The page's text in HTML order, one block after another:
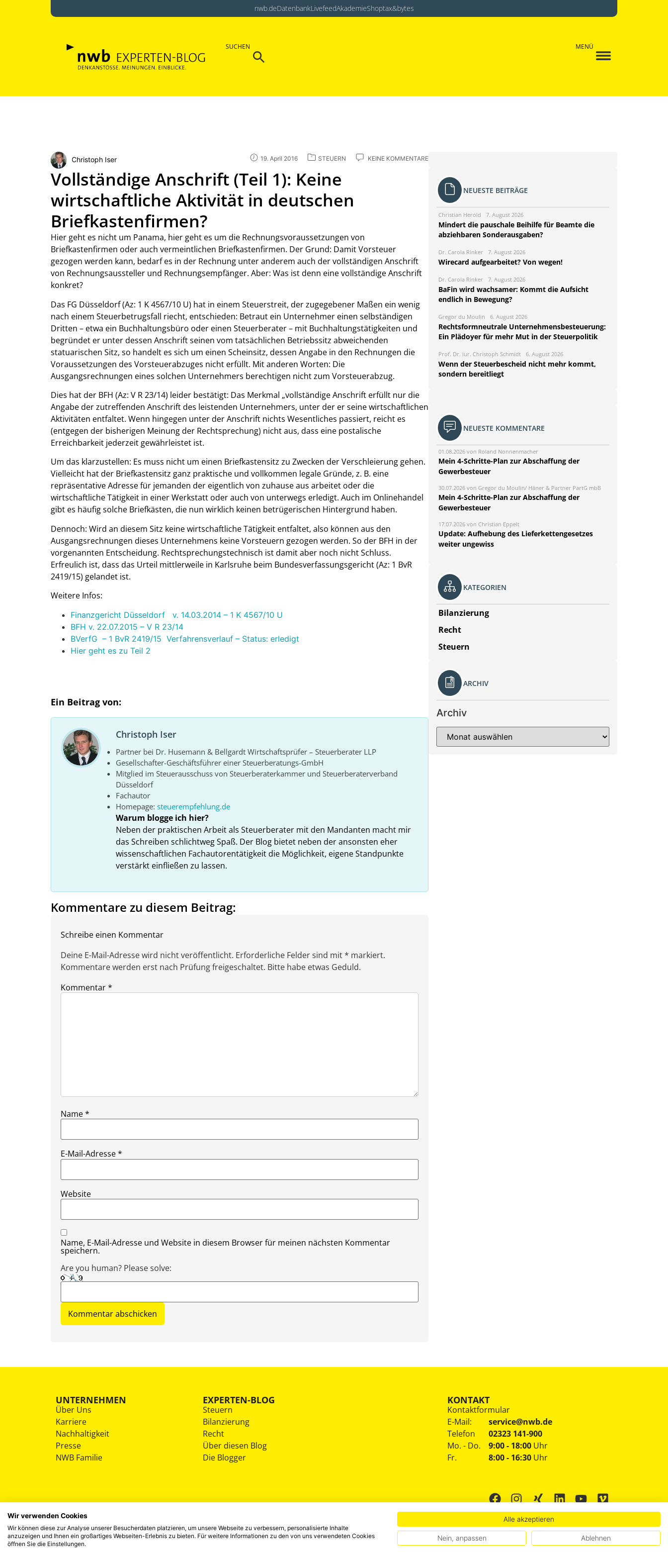
nwb.deDatenbankLivefeedAkademieShoptax&bytes
SUCHEN
Search
MENÜ
Christoph Iser 19. April 2016 STEUERN KEINE KOMMENTARE
Vollständige Anschrift (Teil 1): Keine
wirtschaftliche Aktivität in deutschen
Briefkastenfirmen?
Hier geht es nicht um Panama, hier geht es um die Rechnungsvoraussetzungen von
Briefkastenfirmen oder auch vermeintlichen Briefkastenfirmen. Der Grund: Damit Vorsteuer
gezogen werden kann, bedarf es in der Rechnung unter anderem auch der vollständigen Anschrift
von Rechnungsaussteller und Rechnungsempfänger. Aber: Was ist denn eine vollständige Anschrift
konkret?
Das FG Düsseldorf (Az: 1 K 4567/10 U) hat in einem Steuerstreit, der zugegebener Maßen ein wenig
nach einem Steuerbetrugsfall riecht, entschieden: Betraut ein Unternehmer einen selbständigen
Dritten – etwa ein Buchhaltungsbüro oder einen Steuerberater – mit Buchhaltungstätigkeiten und
begründet er unter dessen Anschrift seinen vom tatsächlichen Betriebssitz abweichenden
statuarischen Sitz, so handelt es sich um einen Scheinsitz, dessen Angabe in den Rechnungen die
Voraussetzungen des Vorsteuerabzuges nicht erfüllt. Mit anderen Worten: Die
Ausgangsrechnungen eines solchen Unternehmers berechtigen nicht zum Vorsteuerabzug.
Dies hat der BFH (Az: V R 23/14) leider bestätigt: Das Merkmal „vollständige Anschrift erfüllt nur die
Angabe der zutreffenden Anschrift des leistenden Unternehmers, unter der er seine wirtschaftlichen
Aktivitäten entfaltet. Wenn hingegen unter der Anschrift nichts Wesentliches passiert, reicht es
(entgegen der bisherigen Meinung der Rechtsprechung) nicht aus, dass eine postalische
Erreichbarkeit jederzeit gewährleistet ist.
Um das klarzustellen: Es muss nicht um einen Briefkastensitz zu Zwecken der Verschleierung gehen.
Vielleicht hat der Briefkastensitz ganz praktische und vollkommen legale Gründe, z. B. eine
repräsentative Adresse für jemanden der eigentlich von zuhause aus arbeitet oder die
wirtschaftliche Tätigkeit in einer Werkstatt oder auch von unterwegs erledigt. Auch im Onlinehandel
gibt es häufig solche Briefkästen, die nun wirklich keinen betrügerischen Hintergrund haben.
Dennoch: Wird an diesem Sitz keine wirtschaftliche Tätigkeit entfaltet, also können aus den
Ausgangsrechnungen dieses Unternehmens keine Vorsteuern gezogen werden. So der BFH in der
vorgenannten Entscheidung. Rechtsprechungstechnisch ist damit aber noch nicht Schluss.
Erfreulich ist, dass das Urteil mittlerweile in Karlsruhe beim Bundesverfassungsgericht (Az: 1 BvR
2419/15) gelandet ist.
Weitere Infos:
Finanzgericht Düsseldorf v. 14.03.2014 – 1 K 4567/10 U
BFH v. 22.07.2015 – V R 23/14
BVerfG – 1 BvR 2419/15 Verfahrensverlauf – Status: erledigt
Hier geht es zu Teil 2
Ein Beitrag von:
Christoph Iser
Partner bei Dr. Husemann & Bellgardt Wirtschaftsprüfer – Steuerberater LLP
Gesellschafter-Geschäftsführer einer Steuerberatungs-GmbH
Mitglied im Steuerausschuss von Steuerberaterkammer und Steuerberaterverband
Düsseldorf
Fachautor
Homepage: steuerempfehlung.de
Warum blogge ich hier?
Neben der praktischen Arbeit als Steuerberater mit den Mandanten macht mir
das Schreiben schlichtweg Spaß. Der Blog bietet neben der ansonsten eher
wissenschaftlichen Fachautorentätigkeit die Möglichkeit, eigene Standpunkte
verstärkt einfließen zu lassen.
Kommentare zu diesem Beitrag:
Schreibe einen Kommentar
Deine E-Mail-Adresse wird nicht veröffentlicht. Erforderliche Felder sind mit * markiert.
Kommentare werden erst nach Prüfung freigeschaltet. Bitte habe etwas Geduld.
Kommentar*
Name*
E-Mail-Adresse*
Website
Name, E-Mail-Adresse und Website in diesem Browser für meinen nächsten Kommentar
speichern.
Are you human? Please solve:
NEUESTE BEITRÄGE
Christian Herold 7. August 2026
Mindert die pauschale Beihilfe für Beamte die
abziehbaren Sonderausgaben?
Dr. Carola Rinker 7. August 2026
Wirecard aufgearbeitet? Von wegen!
Dr. Carola Rinker 7. August 2026
BaFin wird wachsamer: Kommt die Aufsicht
endlich in Bewegung?
Gregor du Moulin 6. August 2026
Rechtsformneutrale Unternehmensbesteuerung:
Ein Plädoyer für mehr Mut in der Steuerpolitik
Prof. Dr. iur. Christoph Schmidt 6. August 2026
Wenn der Steuerbescheid nicht mehr kommt,
sondern bereitliegt
NEUESTE KOMMENTARE
01.08.2026 von Roland Nonnenmacher
Mein 4-Schritte-Plan zur Abschaffung der
Gewerbesteuer
30.07.2026 von Gregor du Moulin/ Häner & Partner PartG mbB
Mein 4-Schritte-Plan zur Abschaffung der
Gewerbesteuer
17.07.2026 von Christian Eppelt
Update: Aufhebung des Lieferkettengesetzes
weiter ungewiss
KATEGORIEN
Bilanzierung
Recht
Steuern
ARCHIV
Archiv
UNTERNEHMEN
Über Uns
Karriere
Nachhaltigkeit
Presse
NWB Familie
EXPERTEN-BLOG
Steuern
Bilanzierung
Recht
Über diesen Blog
Die Blogger
KONTAKT
Kontaktformular
E-Mail:
service@nwb.de
Telefon
02323 141-900
Mo. - Do.
Fr.
9:00 - 18:00 Uhr
8:00 - 16:30 Uhr
©2026 IMPRESSUM
Wir verwenden Cookies
Wir können diese zur Analyse unserer Besucherdaten platzieren, um unsere Webseite zu verbessern, personalisierte Inhalte
anzuzeigen und Ihnen ein großartiges Webseiten-Erlebnis zu bieten. Für weitere Informationen zu den von uns verwendeten Cookies
öffnen Sie die Einstellungen.
Alle akzeptieren
Nein, anpassen Ablehnen